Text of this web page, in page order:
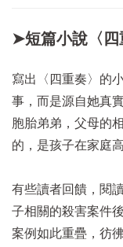
➤短篇小說〈四
寫出〈四重奏〉的
事，而是源自她真
胞胎弟弟，父母的
的，是孩子在家庭
有些讀者回饋，閱
子相關的殺害案件
案例如此重疊，彷